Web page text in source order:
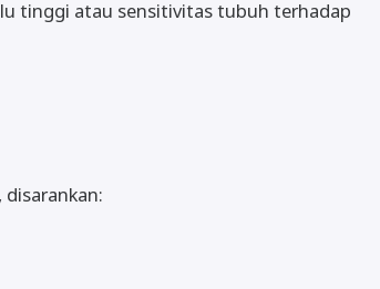
tinggi atau sensitivitas tubuh terhadap